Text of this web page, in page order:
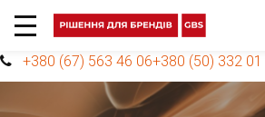
+380 (67) 563 46 06+380 (50) 332 01